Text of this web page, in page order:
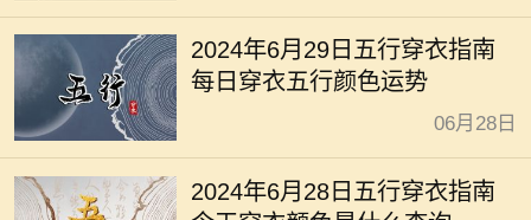
2024年6月29日五行穿衣指南
每日穿衣五行颜色运势
06月28日
2024年6月28日五行穿衣指南